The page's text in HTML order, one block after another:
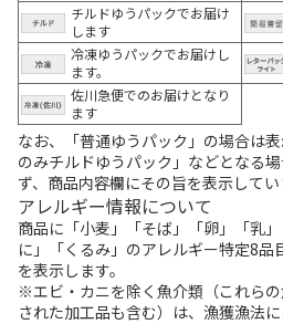
チルドゆうパックでお届け
します
冷凍ゆうパックでお届けし
ます。
佐川急便でのお届けとなり
ます
なお、「普通ゆうパック」の場合は
のみチルドゆうパック」などとなる
ず、商品内容欄にその旨を表示してい
アレルギー情報について
商品に「小麦」「そば」「卵」「乳
に」「くるみ」のアレルギー特定8品
を表示します。
※エビ・カニを除く魚介類（これら
された加工品も含む）は、漁獲漁法